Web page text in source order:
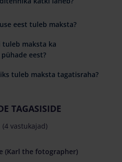
eest tuleb maksta?
tuleb maksta ka
eest?
tuleb maksta tagatisraha?
TAGASISIDE
(4 vastukajad)
(Karl the fotographer)